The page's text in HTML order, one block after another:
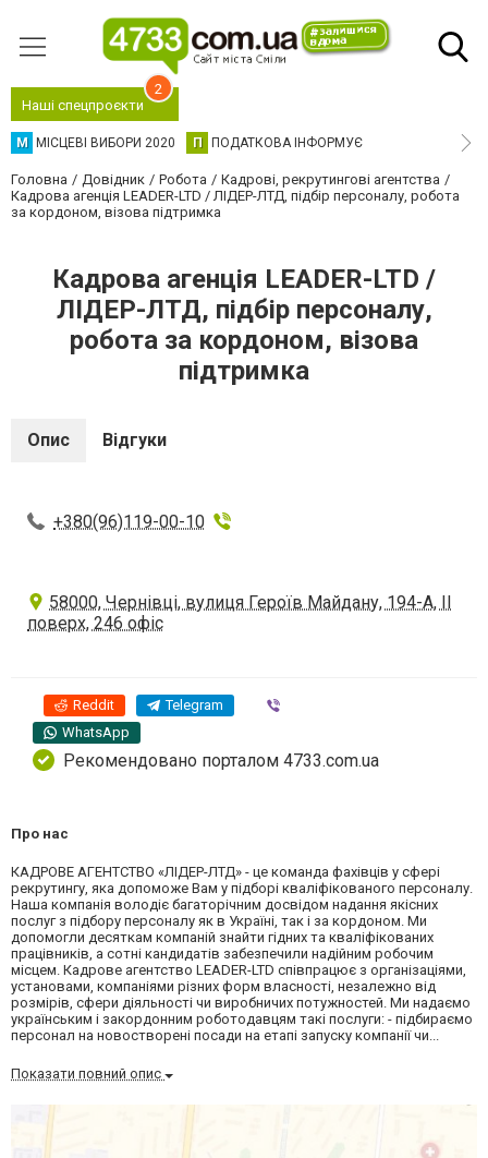
Наші спецпроєкти
2
М МІСЦЕВІ ВИБОРИ 2020 П ПОДАТКОВА ІНФОРМУЄ
Головна Довідник Робота
Кадрові, рекрутингові агентства
Кадрова агенція LEADER-LTD / ЛІДЕР-ЛТД, підбір персоналу, робота
за кордоном, візова підтримка
Кадрова агенція LEADER-LTD /
ЛІДЕР-ЛТД, підбір персоналу,
робота за кордоном, візова
підтримка
Опис Відгуки
+380(96)119-00-10
58000, Чернівці, вулиця Героїв Майдану, 194-А, ІІ
поверх, 246 офіс
Reddit Telegram
WhatsApp
Рекомендовано порталом 4733.com.ua
Про нас
КАДРОВЕ АГЕНТСТВО «ЛІДЕР-ЛТД» - це команда фахівців у сфері
рекрутингу, яка допоможе Вам у підборі кваліфікованого персоналу.
Наша компанія володіє багаторічним досвідом надання якісних
послуг з підбору персоналу як в Україні, так і за кордоном. Ми
допомогли десяткам компаній знайти гідних та кваліфікованих
працівників, а сотні кандидатів забезпечили надійним робочим
місцем. Кадрове агентство LEADER-LTD співпрацює з організаціями,
установами, компаніями різних форм власності, незалежно від
розмірів, сфери діяльності чи виробничих потужностей. Ми надаємо
українським і закордонним роботодавцям такі послуги: - підбираємо
персонал на новостворені посади на етапі запуску компанії чи...
Показати повний опис